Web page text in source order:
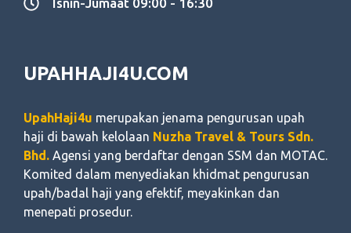
UPAHHAJI4U.COM
UpahHaji4u merupakan jenama pengurusan upah
haji di bawah kelolaan Nuzha Travel & Tours Sdn.
Bhd. Agensi yang berdaftar dengan SSM dan MOTAC.
Komited dalam menyediakan khidmat pengurusan
upah/badal haji yang efektif, meyakinkan dan
menepati prosedur.